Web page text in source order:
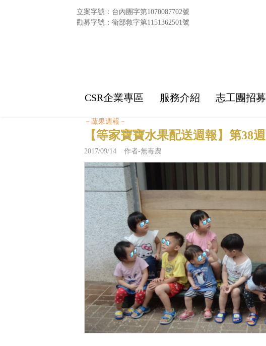
立案字號：台內團字第1070087702號
勸募字號：衛部救字第1151362501號
CSR企業專區 服務介紹 志工團招募
－蔬果週報－
【等家寶寶水果配送週報】第38週
2017/09/14 作者-無毒農